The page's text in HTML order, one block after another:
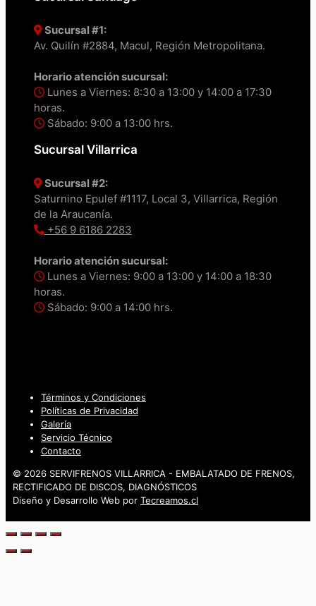
Sucursal #1:
Av. Quilín #2884, Macul, Región Metropolitana.
Horario atención sucursal:
Lunes a Viernes: 8:30 a 13:00 y 14:00 a 17:30
horas.
Sábado: 9:00 a 13:00 hrs.
Sucursal Villarrica
Sucursal #2:
Saturnino Epulef #1117, Local 3, Villarrica, Región
de la Araucanía.
+56 9 6186 2283
Horario atención sucursal:
Lunes a Viernes: 9:00 a 13:00 y 14:00 a 18:30
horas.
Sábado: 9:00 a 14:00 hrs.
Términos y Condiciones
Políticas de Privacidad
Galería
Servicio Técnico
Contacto
© 2026 SERVIFRENOS VILLARRICA - EMBALATADO DE FRENOS,
RECTIFICADO DE DISCOS, DIAGNÓSTICOS
Diseño y Desarrollo Web por Tecreamos.cl